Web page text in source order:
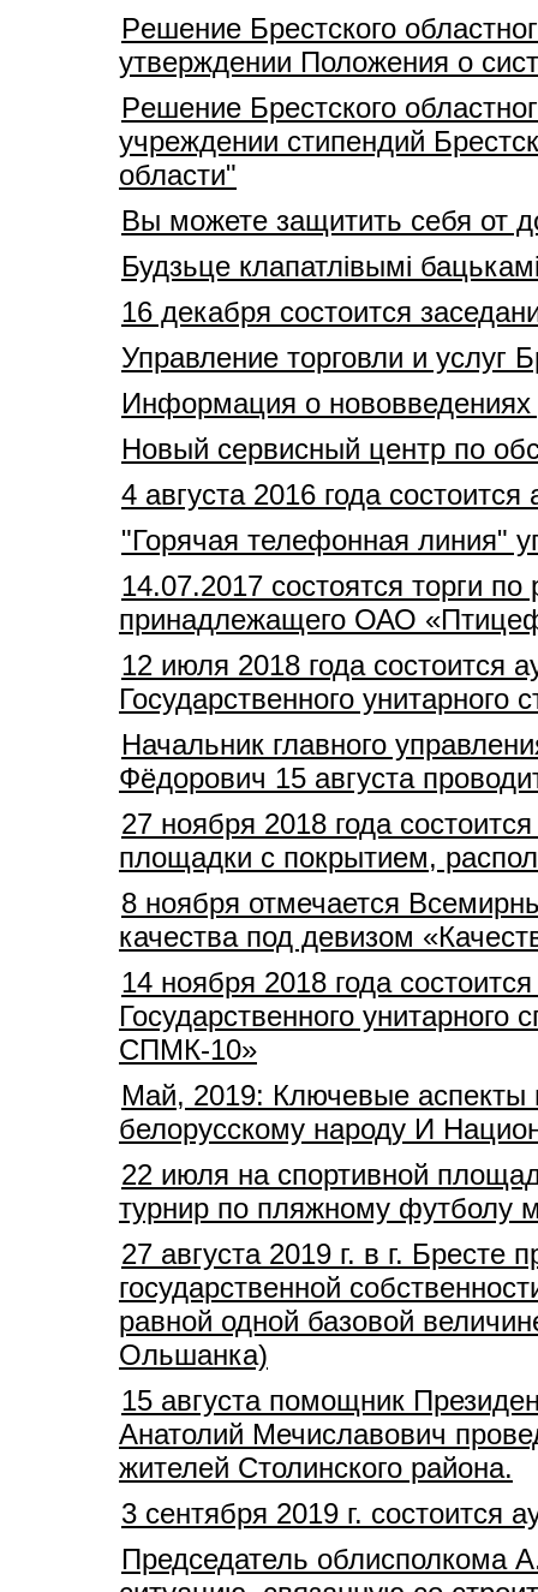
Pешение Брестского
утверждении Положения о
Pешение Брестского
учреждении стипендий
области"
Вы можете защитить себя от
Будзьце клапатлівымі
16 декабря состоится
Управление торговли и услуг
Информация о
Новый сервисный центр по
4 августа 2016 года
"Горячая телефонная линия"
14.07.2017 состоятся торги
принадлежащего ОАО
12 июля 2018 года состоится
Государственного
Начальник главного
Фёдорович 15 августа
27 ноября 2018 года
площадки с покрытием,
8 ноября отмечается
качества под девизом
14 ноября 2018 года
Государственного унитарного
СПМК-10»
Май, 2019: Ключевые аспекты
белорусскому народу И
22 июля на спортивной
турнир по пляжному футболу
27 августа 2019 г. в г. Бресте
государственной
равной одной базовой
Ольшанка)
15 августа помощник
Анатолий Мечиславович
жителей Столинского района.
3 сентября 2019 г. состоится
Председатель облисполкома